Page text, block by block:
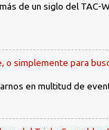
de un siglo del TAC-
o simplemente para
en multitud de